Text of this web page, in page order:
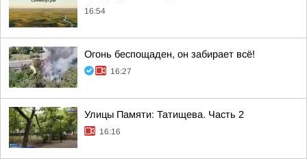
16:54
Огонь беспощаден, он забирает всё!
16:27
Улицы Памяти: Татищева. Часть 2
16:16